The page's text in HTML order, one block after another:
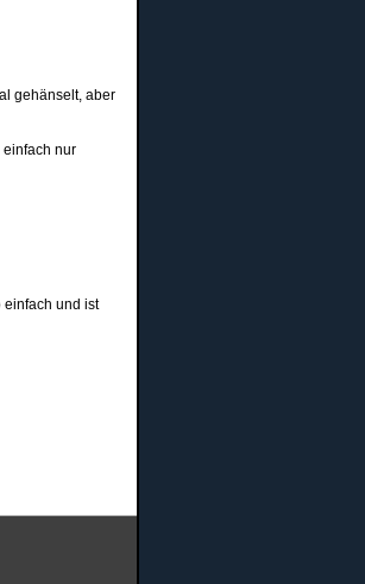
gehänselt, aber
einfach nur
einfach und ist